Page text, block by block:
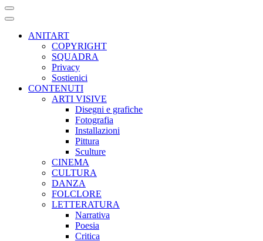
ANITART
COPYRIGHT
SQUADRA
Privacy
Sostienici
CONTENUTI
ARTI VISIVE
Disegni e grafiche
Fotografia
Installazioni
Pittura
Sculture
CINEMA
CULTURA
DANZA
FOLCLORE
LETTERATURA
Narrativa
Poesia
Critica